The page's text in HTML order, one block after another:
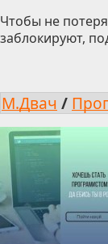
Чтобы не
заблокируют,
М.Двач /